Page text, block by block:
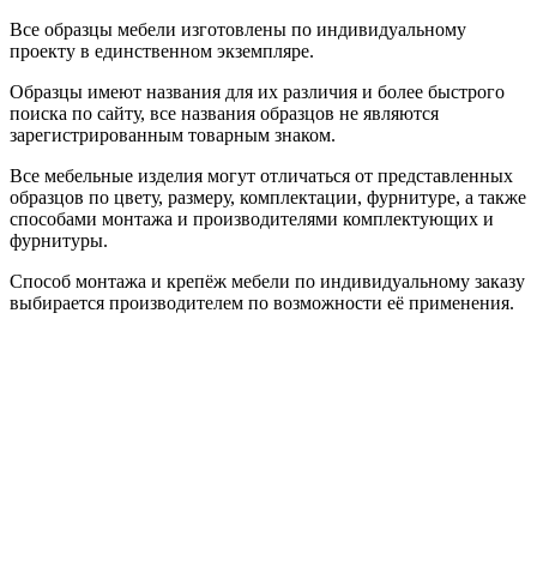
Все образцы мебели изготовлены по индивидуальному
проекту в единственном экземпляре.
Образцы имеют названия для их различия и более быстрого
поиска по сайту, все названия образцов не являются
зарегистрированным товарным знаком.
Все мебельные изделия могут отличаться от представленных
образцов по цвету, размеру, комплектации, фурнитуре, а также
способами монтажа и производителями комплектующих и
фурнитуры.
Способ монтажа и крепёж мебели по индивидуальному заказу
выбирается производителем по возможности её применения.